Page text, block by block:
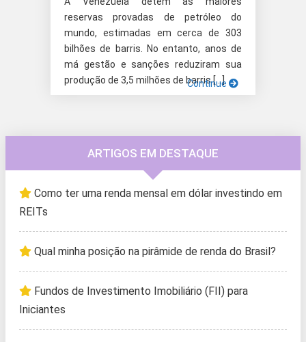
reservas provadas de petróleo do
mundo, estimadas em cerca de 303
bilhões de barris. No entanto, anos de
má gestão e sanções reduziram sua
produção de 3,5 milhões de barris […]
Continue
ARTIGOS EM DESTAQUE
Como ter uma renda mensal em dólar investindo em
REITs
Qual minha posição na pirâmide de renda do Brasil?
Fundos de Investimento Imobiliário (FII) para
Iniciantes